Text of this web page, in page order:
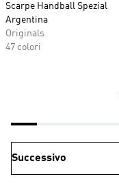
Scarpe Handball Spezial
Argentina
Originals
47 colori
Successivo